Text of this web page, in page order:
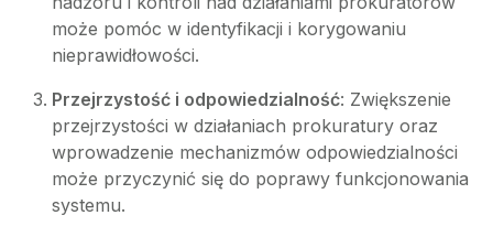
może pomóc w identyfikacji i korygowaniu
nieprawidłowości.
Przejrzystość i odpowiedzialność: Zwiększenie
przejrzystości w działaniach prokuratury oraz
wprowadzenie mechanizmów odpowiedzialności
może przyczynić się do poprawy funkcjonowania
systemu.